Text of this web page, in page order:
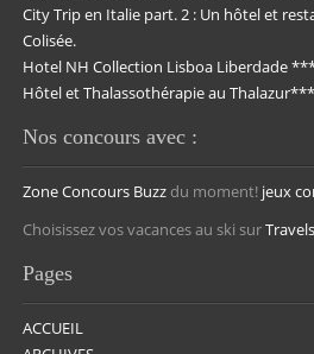
City Trip en Italie part. 2 : Un hôtel et
Colisée.
Hotel NH Collection Lisboa Liberdade
Hôtel et Thalassothérapie au
Nos concours avec :
Zone Concours Buzz du moment! jeux
Choisissez vos vacances au ski sur
Pages
ACCUEIL